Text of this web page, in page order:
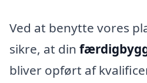
Ved at benytte vores
sikre, at din
bliver opført af